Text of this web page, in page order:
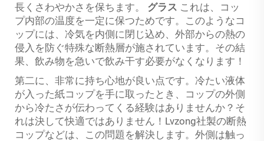
長くさわやかさを保ちます。 グラス これは、コッ
プ内部の温度を一定に保つためです。このようなコ
ップには、冷気を内側に閉じ込め、外部からの熱の
侵入を防ぐ特殊な断熱層が施されています。その結
果、飲み物を急いで飲み干す必要がなくなります！
第二に、非常に持ち心地が良い点です。冷たい液体
が入った紙コップを手に取ったとき、コップの外側
から冷たさが伝わってくる経験はありませんか？そ
れは決して快適ではありません！Lvzong社製の断熱
コップなどは、この問題を解決します。外側は触っ